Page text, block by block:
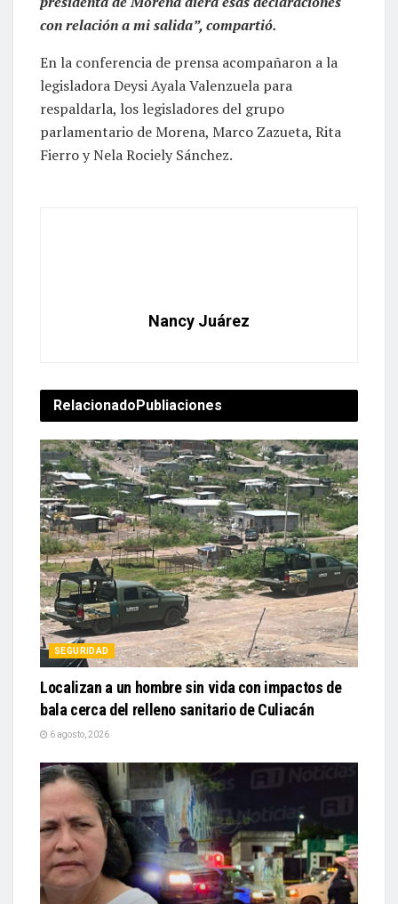
presidenta de Morena diera esas declaraciones
con relación a mi salida”, compartió.
En la conferencia de prensa acompañaron a la
legisladora Deysi Ayala Valenzuela para
respaldarla, los legisladores del grupo
parlamentario de Morena, Marco Zazueta, Rita
Fierro y Nela Rociely Sánchez.
SEGURIDAD
Localizan a un hombre sin vida con impactos de
bala cerca del relleno sanitario de Culiacán
6 agosto, 2026